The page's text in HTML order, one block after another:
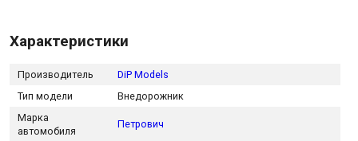
Характеристики
Производитель
DiP Models
Тип модели
Внедорожник
Марка
автомобиля
Петрович